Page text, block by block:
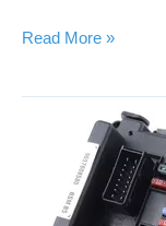
Read More »